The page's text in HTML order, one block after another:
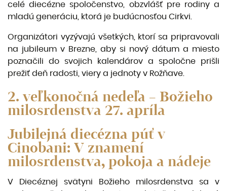
celé diecézne spoločenstvo, obzvlášť pre rodiny a
mladú generáciu, ktorá je budúcnosťou Cirkvi.
Organizátori vyzývajú všetkých, ktorí sa pripravovali
na jubileum v Brezne, aby si nový dátum a miesto
poznačili do svojich kalendárov a spoločne prišli
prežiť deň radosti, viery a jednoty v Rožňave.
2. veľkonočná nedeľa – Božieho
milosrdenstva 27. apríla
Jubilejná diecézna púť v
Cinobani: V znamení
milosrdenstva, pokoja a nádeje
V Diecéznej svätyni Božieho milosrdenstva sa v